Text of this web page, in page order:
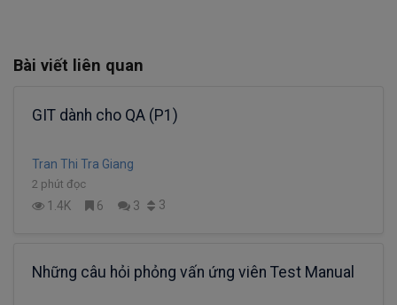
Bài viết liên quan
GIT dành cho QA (P1)
Tran Thi Tra Giang
2 phút đọc
1.4K 6 3 3
Những câu hỏi phỏng vấn ứng viên Test Manual